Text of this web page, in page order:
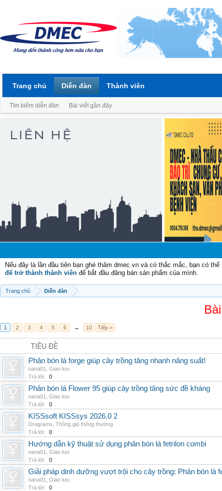
Nếu đây là lần đầu tiên bạn ghé thăm dmec.vn và có thắc mắc, bạn có
để trở thành thành viên để bắt đầu đăng bán sản phẩm của mình.
Trang chủ Diễn đàn
1 2 3 4 5 6 → 10 Tiếp >
TIÊU ĐỀ
Phân bón lá forge giúp cây trồng tăng nhanh năng suất!
nana01
Giao lưu
Trả lời:
0
Phân bón lá Flower 95 giúp cây trồng tăng sức đề kháng
nana01
Giao lưu
Trả lời:
0
KISSsoft KISSsys 2026.0 2
Drograms Thông gió thông thường
Trả lời:
0
Hướng dẫn kỹ thuật sử dụng phân bón lá fetrilon combi
nana01
Giao lưu
Trả lời:
0
Giải pháp dinh dưỡng vượt trội cho cây trồng: Phân bón lá
nana01
Giao lưu
Trả lời:
0
Trang chủ Diễn đàn
Tìm kiếm diễn đàn Bài viết gần đây
Thành viên